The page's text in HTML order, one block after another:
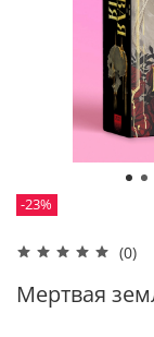
-23%
(0)
Мертвая